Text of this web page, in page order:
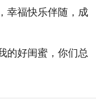
幸福快乐伴随，成
的好闺蜜，你们总